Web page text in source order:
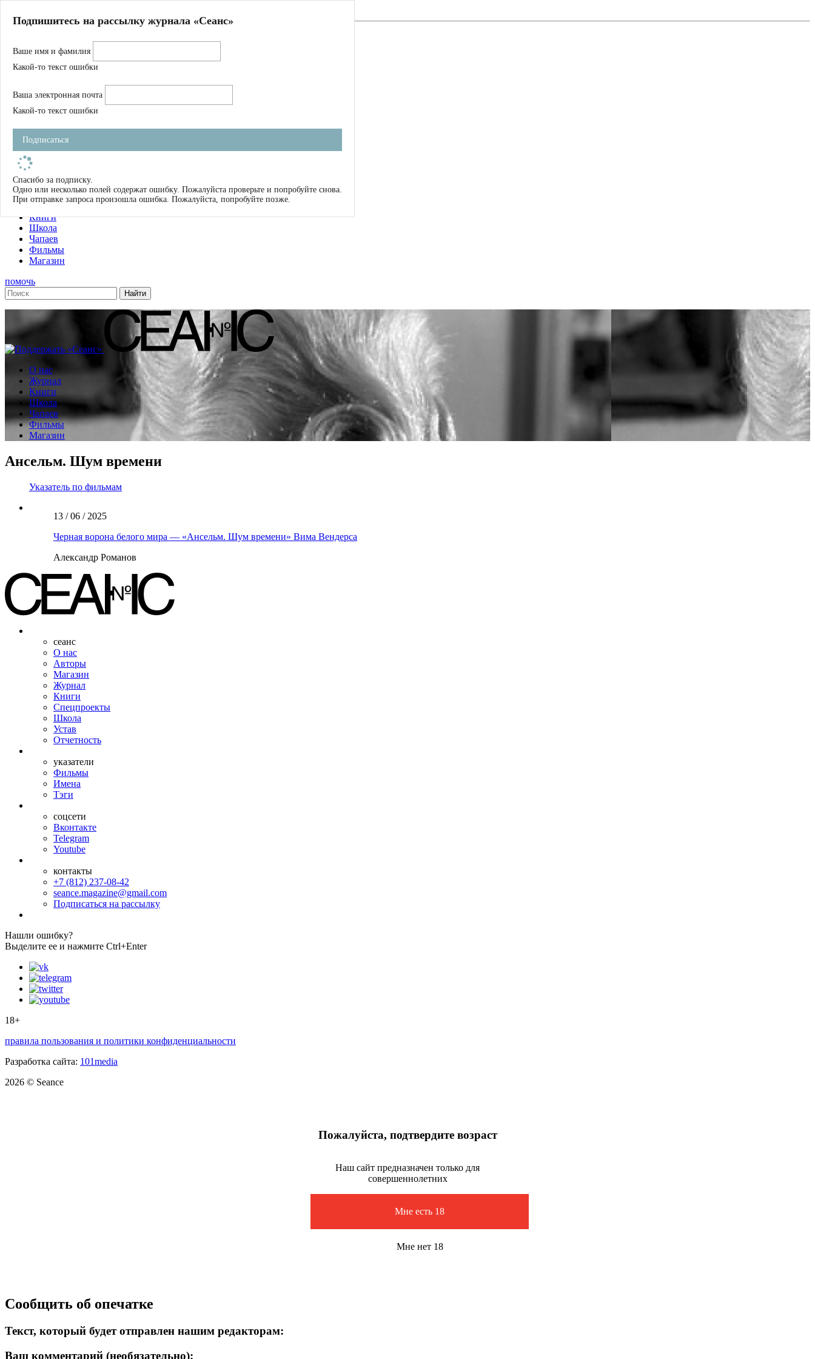
Магазин
Журнал
Школа
Устав
Фильмы
Имена
Тэги
О нас
Журнал
Книги
Школа
Чапаев
Фильмы
Магазин
помочь
О нас
Журнал
Книги
Школа
Чапаев
Фильмы
Магазин
Ансельм. Шум времени
Указатель по фильмам
13 / 06 / 2025
Черная ворона белого мира — «Ансельм. Шум времени» Вима Вендерса
Александр Романов
сеанс
О нас
Авторы
Магазин
Журнал
Книги
Спецпроекты
Школа
Устав
Отчетность
указатели
Фильмы
Имена
Тэги
соцсети
Вконтакте
Telegram
Youtube
контакты
+7 (812) 237-08-42
seance.magazine@gmail.com
Подписаться на рассылку
Подпишитесь на рассылку журнала «Сеанс»
Ваше имя и фамилия
Какой-то текст ошибки
Ваша электронная почта
Какой-то текст ошибки
Подписаться
Спасибо за подписку.
Одно или несколько полей содержат ошибку. Пожалуйста проверьте и попробуйте снова.
При отправке запроса произошла ошибка. Пожалуйста, попробуйте позже.
Нашли ошибку?
Выделите ее и нажмите Ctrl+Enter
18+
правила пользования и политики конфиденциальности
Разработка сайта: 101media
2026 © Seance
Пожалуйста, подтвердите возраст
Наш сайт предназначен только для
совершеннолетних
Мне есть 18
Мне нет 18
Сообщить об опечатке
Текст, который будет отправлен нашим редакторам:
Ваш комментарий (необязательно):